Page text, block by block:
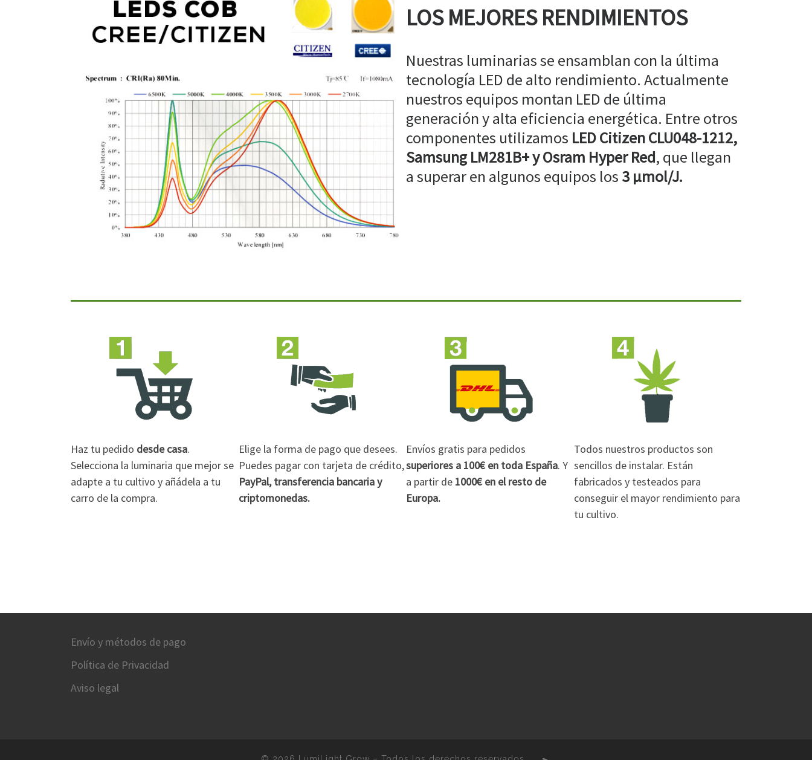
LOS MEJORES RENDIMIENTOS
Nuestras luminarias se ensamblan con la última
tecnología LED de alto rendimiento. Actualmente
nuestros equipos montan LED de última
generación y alta eficiencia energética. Entre otros
componentes utilizamos LED Citizen CLU048-1212,
Samsung LM281B+ y Osram Hyper Red, que llegan
a superar en algunos equipos los 3 µmol/J.
Haz tu pedido desde casa.
Selecciona la luminaria que mejor se
adapte a tu cultivo y añádela a tu
carro de la compra.
Elige la forma de pago que desees.
Puedes pagar con tarjeta de crédito,
PayPal, transferencia bancaria y
criptomonedas.
Envíos gratis para pedidos
superiores a 100€ en toda España. Y
a partir de 1000€ en el resto de
Europa.
Todos nuestros productos son
sencillos de instalar. Están
fabricados y testeados para
conseguir el mayor rendimiento para
tu cultivo.
Envío y métodos de pago
Política de Privacidad
Aviso legal